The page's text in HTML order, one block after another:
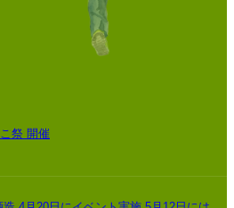
祭 開催